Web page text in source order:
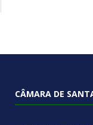
CÂMARA DE